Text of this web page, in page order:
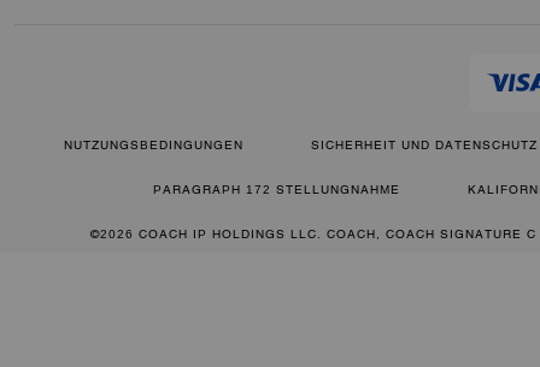
NUTZUNGSBEDINGUNGEN SICHERHEIT UND DATENSCHUTZ
PARAGRAPH 172 STELLUNGNAHME
©2026 COACH IP HOLDINGS LLC. COACH, COACH SIGNATURE